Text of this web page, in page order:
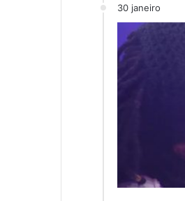
30 janeiro